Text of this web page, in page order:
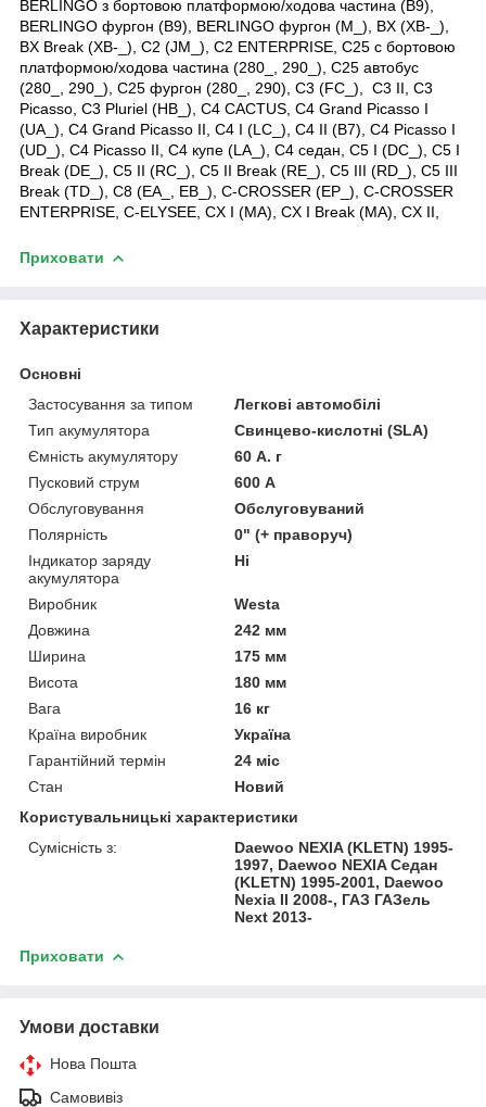
BERLINGO з бортовою платформою/ходова частина (B9),
BERLINGO фургон (B9), BERLINGO фургон (M_), BX (XB-_),
BX Break (XB-_), C2 (JM_), C2 ENTERPRISE, C25 c бортовою
платформою/ходова частина (280_, 290_), C25 автобус
(280_, 290_), C25 фургон (280_, 290), C3 (FC_), C3 II, C3
Picasso, C3 Pluriel (HB_), C4 CACTUS, C4 Grand Picasso I
(UA_), C4 Grand Picasso II, C4 I (LC_), C4 II (B7), C4 Picasso I
(UD_), C4 Picasso II, C4 купе (LA_), C4 седан, C5 I (DC_), C5 I
Break (DE_), C5 II (RC_), C5 II Break (RE_), C5 III (RD_), C5 III
Break (TD_), C8 (EA_, EB_), C-CROSSER (EP_), C-CROSSER
ENTERPRISE, C-ELYSEE, CX I (MA), CX I Break (MA), CX II,
Приховати
Характеристики
Основні
Застосування за типом
Легкові автомобілі
Тип акумулятора
Свинцево-кислотні (SLA)
Ємність акумулятору
60 А. г
Пусковий струм
600 А
Обслуговування
Обслуговуваний
Полярність
0" (+ праворуч)
Індикатор заряду
акумулятора
Ні
Виробник
Westa
Довжина
242 мм
Ширина
175 мм
Висота
180 мм
Вага
16 кг
Країна виробник
Україна
Гарантійний термін
24 міс
Стан
Новий
Користувальницькі характеристики
Сумісність з:
Daewoo NEXIA (KLETN) 1995-
1997, Daewoo NEXIA Седан
(KLETN) 1995-2001, Daewoo
Nexia II 2008-, ГАЗ ГАЗель
Next 2013-
Приховати
Умови доставки
Нова Пошта
Самовивіз